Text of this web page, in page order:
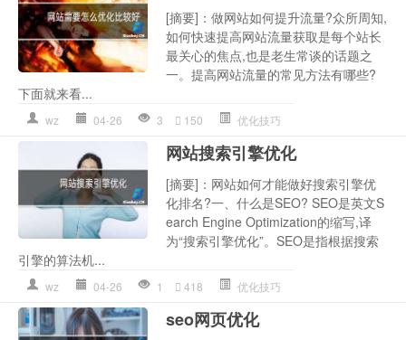
[摘要]：做网站如何提升流量?众所周知,
如何快速提高网站流量获取是每个站长
最关心的焦点,也是老生常谈的话题之
一。提高网站流量的常见方法有哪些?
下面就来看...
wz 04-26 3 150 优化技巧
网站搜索引擎优化
[摘要]：网站如何才能做好搜索引擎优
化排名?一、什么是SEO? SEO是英文S
earch Engine Optimization的缩写,译
为“搜索引擎优化”。SEO是指根据搜索
引擎的算法机...
wz 04-26 1 418 优化技巧
seo网页优化